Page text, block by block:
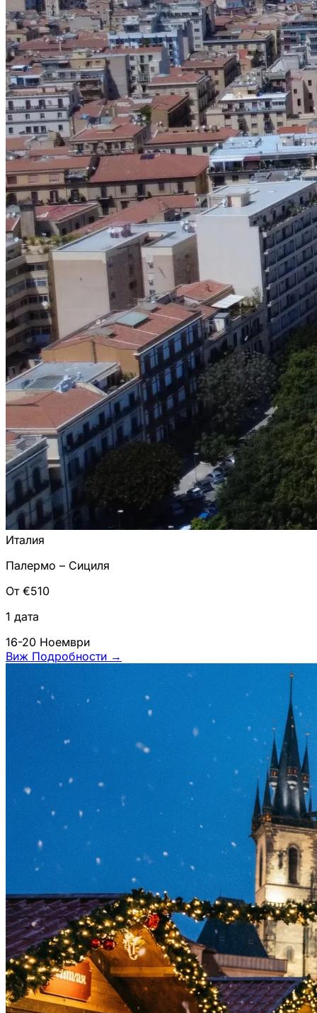
Италия
Палермо – Сициля
От €510
1 дата
16-20 Ноември
Виж Подробности →